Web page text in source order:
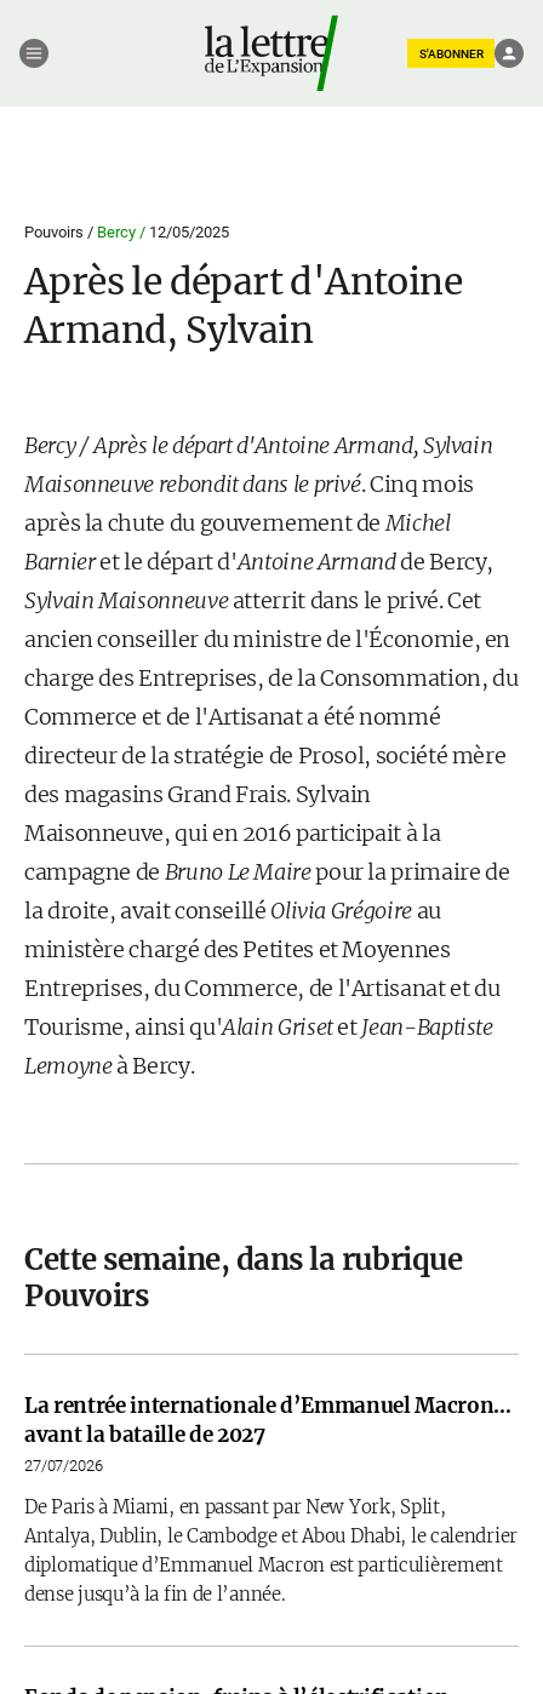
S'ABONNER
Pouvoirs / Bercy / 12/05/2025
Après le départ d'Antoine
Armand, Sylvain
Bercy / Après le départ d'Antoine Armand, Sylvain
Maisonneuve rebondit dans le privé. Cinq mois
après la chute du gouvernement deMichel
Barnieret le départ d'Antoine Armandde Bercy,
Sylvain Maisonneuveatterrit dans le privé. Cet
ancien conseiller du ministre de l'Économie, en
charge des Entreprises, de la Consommation, du
Commerce et de l'Artisanat a été nommé
directeur de la stratégie de Prosol, société mère
des magasins Grand Frais. Sylvain
Maisonneuve, qui en 2016 participait à la
campagne de Bruno Le Mairepour la primaire de
la droite, avait conseillé Olivia Grégoireau
ministère chargé des Petites et Moyennes
Entreprises, du Commerce, de l'Artisanat et du
Tourisme, ainsi qu'Alain GrisetetJean-Baptiste
Lemoyneà Bercy.
Cette semaine, dans la rubrique
Pouvoirs
La rentrée internationale d’Emmanuel Macron…
avant la bataille de 2027
27/07/2026
De Paris à Miami, en passant par New York, Split,
Antalya, Dublin, le Cambodge et Abou Dhabi, le calendrier
diplomatique d’Emmanuel Macron est particulièrement
dense jusqu’à la fin de l’année.